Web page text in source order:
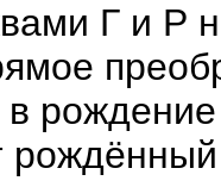
Г и Р